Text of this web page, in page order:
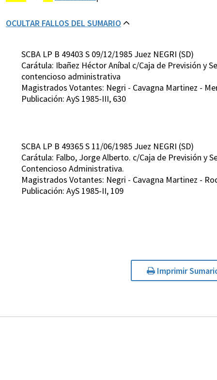
OCULTAR FALLOS DEL SUMARIO
SCBA LP B 49403 S 09/12/1985 Juez NEGRI (SD)
Carátula: Ibañez Héctor Aníbal c/Caja de Previsión y
contencioso administrativa
Magistrados Votantes: Negri - Cavagna Martinez -
Publicación: AyS 1985-III, 630
SCBA LP B 49365 S 11/06/1985 Juez NEGRI (SD)
Carátula: Falbo, Jorge Alberto. c/Caja de Previsión y
Contencioso Administrativa.
Magistrados Votantes: Negri - Cavagna Martinez -
Publicación: AyS 1985-II, 109
Imprimir